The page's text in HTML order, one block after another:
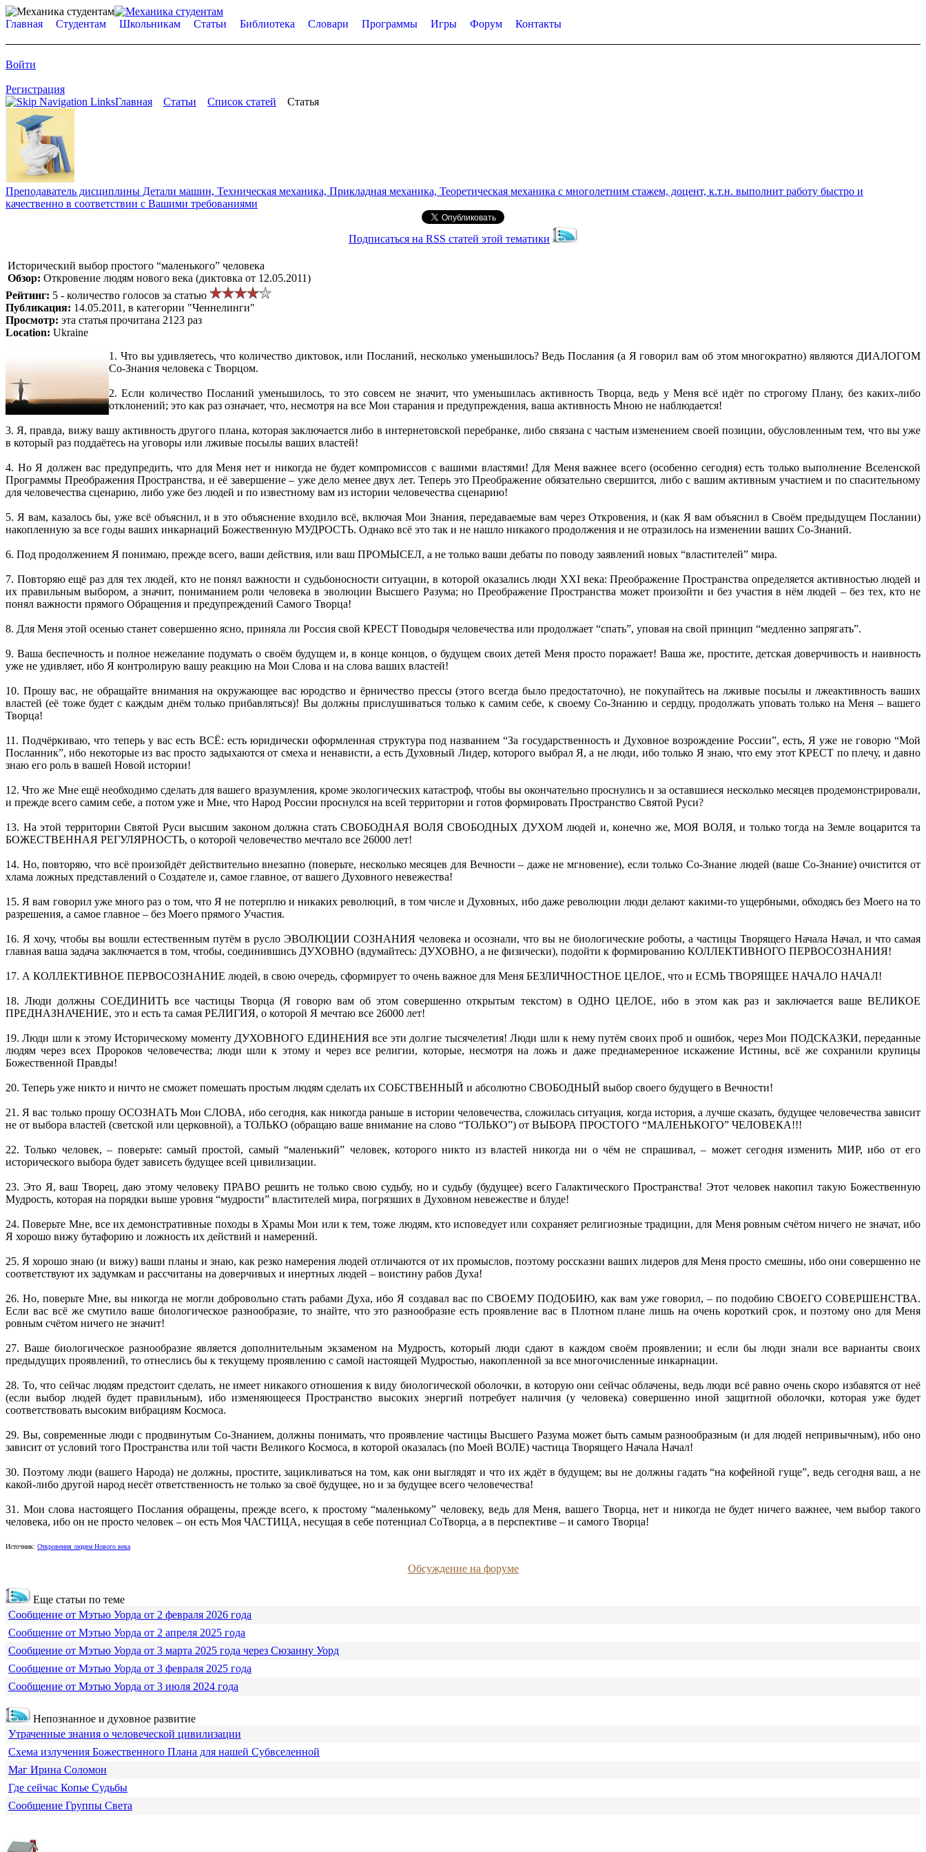
Главная Студентам Школьникам Статьи Библиотека Словари Программы Игры Форум Контакты
Войти
Регистрация
Главная
Статьи Список статей Статья
Преподаватель дисциплины Детали машин, Техническая механика, Прикладная механика, Теоретическая механика с многолетним стажем, доцент, к.т.н. выполнит работу быстро и
качественно в соответствии с Вашими требованиями
Подписаться на RSS статей этой тематики
Исторический выбор простого “маленького” человека
Обзор: Откровение людям нового века (диктовка от 12.05.2011)
Рейтинг: 5 - количество голосов за статью
Публикация: 14.05.2011, в категории "Ченнелинги"
Просмотр: эта статья прочитана 2123 раз
Location: Ukraine
1. Что вы удивляетесь, что количество диктовок, или Посланий, несколько уменьшилось? Ведь Послания (а Я говорил вам об этом многократно) являются ДИАЛОГОМ
Со-Знания человека с Творцом.
2. Если количество Посланий уменьшилось, то это совсем не значит, что уменьшилась активность Творца, ведь у Меня всё идёт по строгому Плану, без каких-либо
отклонений; это как раз означает, что, несмотря на все Мои старания и предупреждения, ваша активность Мною не наблюдается!
3. Я, правда, вижу вашу активность другого плана, которая заключается либо в интернетовской перебранке, либо связана с частым изменением своей позиции, обусловленным тем, что вы уже
в который раз поддаётесь на уговоры или лживые посылы ваших властей!
4. Но Я должен вас предупредить, что для Меня нет и никогда не будет компромиссов с вашими властями! Для Меня важнее всего (особенно сегодня) есть только выполнение Вселенской
Программы Преображения Пространства, и её завершение – уже дело менее двух лет. Теперь это Преображение обязательно свершится, либо с вашим активным участием и по спасительному
для человечества сценарию, либо уже без людей и по известному вам из истории человечества сценарию!
5. Я вам, казалось бы, уже всё объяснил, и в это объяснение входило всё, включая Мои Знания, передаваемые вам через Откровения, и (как Я вам объяснил в Своём предыдущем Послании)
накопленную за все годы ваших инкарнаций Божественную МУДРОСТЬ. Однако всё это так и не нашло никакого продолжения и не отразилось на изменении ваших Со-Знаний.
6. Под продолжением Я понимаю, прежде всего, ваши действия, или ваш ПРОМЫСЕЛ, а не только ваши дебаты по поводу заявлений новых “властителей” мира.
7. Повторяю ещё раз для тех людей, кто не понял важности и судьбоносности ситуации, в которой оказались люди XXI века: Преображение Пространства определяется активностью людей и
их правильным выбором, а значит, пониманием роли человека в эволюции Высшего Разума; но Преображение Пространства может произойти и без участия в нём людей – без тех, кто не
понял важности прямого Обращения и предупреждений Самого Творца!
8. Для Меня этой осенью станет совершенно ясно, приняла ли Россия свой КРЕСТ Поводыря человечества или продолжает “спать”, уповая на свой принцип “медленно запрягать”.
9. Ваша беспечность и полное нежелание подумать о своём будущем и, в конце концов, о будущем своих детей Меня просто поражает! Ваша же, простите, детская доверчивость и наивность
уже не удивляет, ибо Я контролирую вашу реакцию на Мои Слова и на слова ваших властей!
10. Прошу вас, не обращайте внимания на окружающее вас юродство и ёрничество прессы (этого всегда было предостаточно), не покупайтесь на лживые посылы и лжеактивность ваших
властей (её тоже будет с каждым днём только прибавляться)! Вы должны прислушиваться только к самим себе, к своему Со-Знанию и сердцу, продолжать уповать только на Меня – вашего
Творца!
11. Подчёркиваю, что теперь у вас есть ВСЁ: есть юридически оформленная структура под названием “За государственность и Духовное возрождение России”, есть, Я уже не говорю “Мой
Посланник”, ибо некоторые из вас просто задыхаются от смеха и ненависти, а есть Духовный Лидер, которого выбрал Я, а не люди, ибо только Я знаю, что ему этот КРЕСТ по плечу, и давно
знаю его роль в вашей Новой истории!
12. Что же Мне ещё необходимо сделать для вашего вразумления, кроме экологических катастроф, чтобы вы окончательно проснулись и за оставшиеся несколько месяцев продемонстрировали,
и прежде всего самим себе, а потом уже и Мне, что Народ России проснулся на всей территории и готов формировать Пространство Святой Руси?
13. На этой территории Святой Руси высшим законом должна стать СВОБОДНАЯ ВОЛЯ СВОБОДНЫХ ДУХОМ людей и, конечно же, МОЯ ВОЛЯ, и только тогда на Земле воцарится та
БОЖЕСТВЕННАЯ РЕГУЛЯРНОСТЬ, о которой человечество мечтало все 26000 лет!
14. Но, повторяю, что всё произойдёт действительно внезапно (поверьте, несколько месяцев для Вечности – даже не мгновение), если только Со-Знание людей (ваше Со-Знание) очистится от
хлама ложных представлений о Создателе и, самое главное, от вашего Духовного невежества!
15. Я вам говорил уже много раз о том, что Я не потерплю и никаких революций, в том числе и Духовных, ибо даже революции люди делают какими-то ущербными, обходясь без Моего на то
разрешения, а самое главное – без Моего прямого Участия.
16. Я хочу, чтобы вы вошли естественным путём в русло ЭВОЛЮЦИИ СОЗНАНИЯ человека и осознали, что вы не биологические роботы, а частицы Творящего Начала Начал, и что самая
главная ваша задача заключается в том, чтобы, соединившись ДУХОВНО (вдумайтесь: ДУХОВНО, а не физически), подойти к формированию КОЛЛЕКТИВНОГО ПЕРВОСОЗНАНИЯ!
17. А КОЛЛЕКТИВНОЕ ПЕРВОСОЗНАНИЕ людей, в свою очередь, сформирует то очень важное для Меня БЕЗЛИЧНОСТНОЕ ЦЕЛОЕ, что и ЕСМЬ ТВОРЯЩЕЕ НАЧАЛО НАЧАЛ!
18. Люди должны СОЕДИНИТЬ все частицы Творца (Я говорю вам об этом совершенно открытым текстом) в ОДНО ЦЕЛОЕ, ибо в этом как раз и заключается ваше ВЕЛИКОЕ
ПРЕДНАЗНАЧЕНИЕ, это и есть та самая РЕЛИГИЯ, о которой Я мечтаю все 26000 лет!
19. Люди шли к этому Историческому моменту ДУХОВНОГО ЕДИНЕНИЯ все эти долгие тысячелетия! Люди шли к нему путём своих проб и ошибок, через Мои ПОДСКАЗКИ, переданные
людям через всех Пророков человечества; люди шли к этому и через все религии, которые, несмотря на ложь и даже преднамеренное искажение Истины, всё же сохранили крупицы
Божественной Правды!
20. Теперь уже никто и ничто не сможет помешать простым людям сделать их СОБСТВЕННЫЙ и абсолютно СВОБОДНЫЙ выбор своего будущего в Вечности!
21. Я вас только прошу ОСОЗНАТЬ Мои СЛОВА, ибо сегодня, как никогда раньше в истории человечества, сложилась ситуация, когда история, а лучше сказать, будущее человечества зависит
не от выбора властей (светской или церковной), а ТОЛЬКО (обращаю ваше внимание на слово “ТОЛЬКО”) от ВЫБОРА ПРОСТОГО “МАЛЕНЬКОГО” ЧЕЛОВЕКА!!!
22. Только человек, – поверьте: самый простой, самый “маленький” человек, которого никто из властей никогда ни о чём не спрашивал, – может сегодня изменить МИР, ибо от его
исторического выбора будет зависеть будущее всей цивилизации.
23. Это Я, ваш Творец, даю этому человеку ПРАВО решить не только свою судьбу, но и судьбу (будущее) всего Галактического Пространства! Этот человек накопил такую Божественную
Мудрость, которая на порядки выше уровня “мудрости” властителей мира, погрязших в Духовном невежестве и блуде!
24. Поверьте Мне, все их демонстративные походы в Храмы Мои или к тем, тоже людям, кто исповедует или сохраняет религиозные традиции, для Меня ровным счётом ничего не значат, ибо
Я хорошо вижу бутафорию и ложность их действий и намерений.
25. Я хорошо знаю (и вижу) ваши планы и знаю, как резко намерения людей отличаются от их промыслов, поэтому россказни ваших лидеров для Меня просто смешны, ибо они совершенно не
соответствуют их задумкам и рассчитаны на доверчивых и инертных людей – воистину рабов Духа!
26. Но, поверьте Мне, вы никогда не могли добровольно стать рабами Духа, ибо Я создавал вас по СВОЕМУ ПОДОБИЮ, как вам уже говорил, – по подобию СВОЕГО СОВЕРШЕНСТВА.
Если вас всё же смутило ваше биологическое разнообразие, то знайте, что это разнообразие есть проявление вас в Плотном плане лишь на очень короткий срок, и поэтому оно для Меня
ровным счётом ничего не значит!
27. Ваше биологическое разнообразие является дополнительным экзаменом на Мудрость, который люди сдают в каждом своём проявлении; и если бы люди знали все варианты своих
предыдущих проявлений, то отнеслись бы к текущему проявлению с самой настоящей Мудростью, накопленной за все многочисленные инкарнации.
28. То, что сейчас людям предстоит сделать, не имеет никакого отношения к виду биологической оболочки, в которую они сейчас облачены, ведь люди всё равно очень скоро избавятся от неё
(если выбор людей будет правильным), ибо изменяющееся Пространство высоких энергий потребует наличия (у человека) совершенно иной защитной оболочки, которая уже будет
соответствовать высоким вибрациям Космоса.
29. Вы, современные люди с продвинутым Со-Знанием, должны понимать, что проявление частицы Высшего Разума может быть самым разнообразным (и для людей непривычным), ибо оно
зависит от условий того Пространства или той части Великого Космоса, в которой оказалась (по Моей ВОЛЕ) частица Творящего Начала Начал!
30. Поэтому люди (вашего Народа) не должны, простите, зацикливаться на том, как они выглядят и что их ждёт в будущем; вы не должны гадать “на кофейной гуще”, ведь сегодня ваш, а не
какой-либо другой народ несёт ответственность не только за своё будущее, но и за будущее всего человечества!
31. Мои слова настоящего Послания обращены, прежде всего, к простому “маленькому” человеку, ведь для Меня, вашего Творца, нет и никогда не будет ничего важнее, чем выбор такого
человека, ибо он не просто человек – он есть Моя ЧАСТИЦА, несущая в себе потенциал СоТворца, а в перспективе – и самого Творца!
Источник: Откровения людям Нового века
Обсуждение на форуме
Еще статьи по теме
Сообщение от Мэтью Уорда от 2 февраля 2026 года
Сообщение от Мэтью Уорда от 2 апреля 2025 года
Сообщение от Мэтью Уорда от 3 марта 2025 года через Сюзанну Уорд
Сообщение от Мэтью Уорда от 3 февраля 2025 года
Сообщение от Мэтью Уорда от 3 июля 2024 года
Непознанное и духовное развитие
Утраченные знания о человеческой цивилизации
Схема излучения Божественного Плана для нашей Субвселенной
Маг Ирина Соломон
Где сейчас Копье Судьбы
Сообщение Группы Света